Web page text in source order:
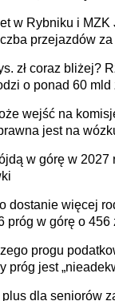
w Rybniku i MZK
przejazdów za
zł coraz bliżej?
o ponad 60 mld
wejść na
jest na
w górę w 2027
dostanie więcej
próg w górę o 456
progu
próg jest
dla seniorów